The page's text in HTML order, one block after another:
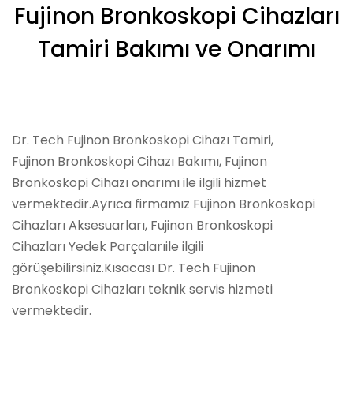
Fujinon Bronkoskopi Cihazları
Tamiri Bakımı ve Onarımı
Dr. Tech Fujinon Bronkoskopi Cihazı Tamiri,
Fujinon Bronkoskopi Cihazı Bakımı, Fujinon
Bronkoskopi Cihazı onarımı ile ilgili hizmet
vermektedir.Ayrıca firmamız Fujinon Bronkoskopi
Cihazları Aksesuarları, Fujinon Bronkoskopi
Cihazları Yedek Parçalarıile ilgili
görüşebilirsiniz.Kısacası Dr. Tech Fujinon
Bronkoskopi Cihazları teknik servis hizmeti
vermektedir.